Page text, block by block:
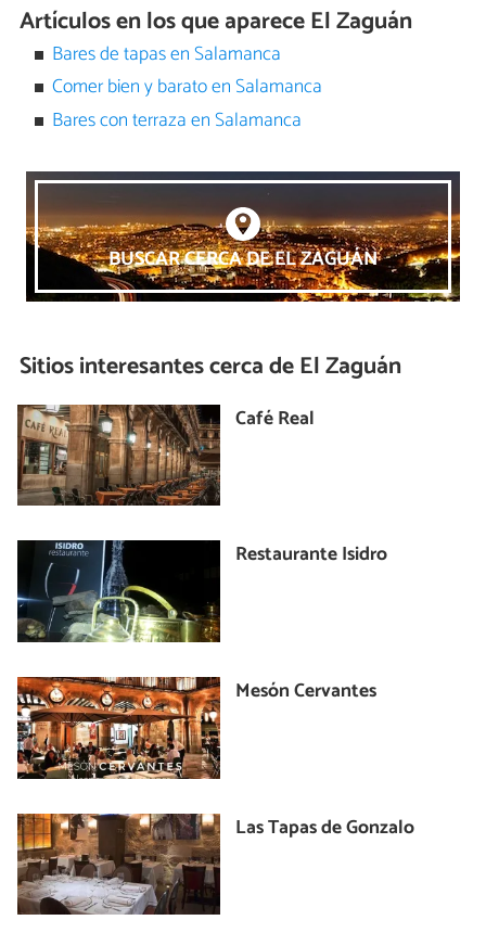
Artículos en los que aparece El Zaguán
Bares de tapas en Salamanca
Comer bien y barato en Salamanca
Bares con terraza en Salamanca
BUSCAR CERCA DE EL ZAGUÁN
Sitios interesantes cerca deEl Zaguán
Café Real
Restaurante Isidro
Mesón Cervantes
Las Tapas de Gonzalo